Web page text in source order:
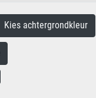
Kies achtergrondkleur